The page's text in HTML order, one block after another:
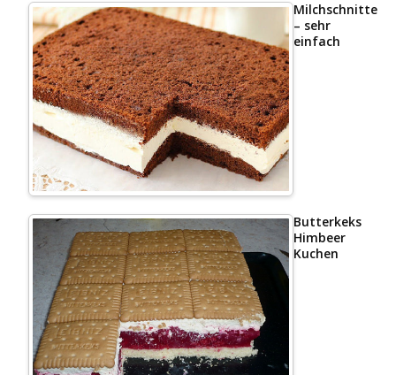
– sehr
einfach
Butterkeks
Himbeer
Kuchen